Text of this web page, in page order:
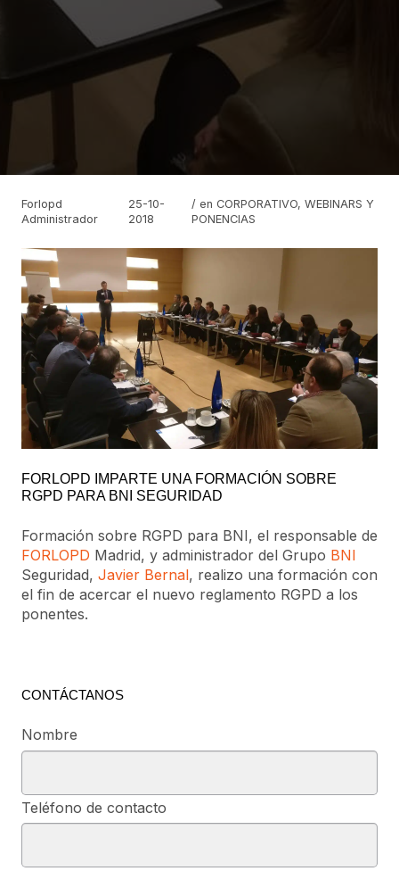
Forlopd
Administrador
25-10-
2018
/ en CORPORATIVO,WEBINARS Y
PONENCIAS
FORLOPD IMPARTE UNA FORMACIÓN SOBRE
RGPD PARA BNI SEGURIDAD
Formación sobre RGPD para BNI, el responsable de
FORLOPD Madrid, y administrador del Grupo BNI
Seguridad, Javier Bernal, realizo una formación con
el fin de acercar el nuevo reglamento RGPD a los
ponentes.
CONTÁCTANOS
Nombre
Teléfono de contacto